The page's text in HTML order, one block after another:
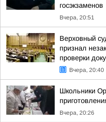
госэкзаменов
Вчера, 20:51
Верховный
признал
проверки
Вчера, 20:40
Школьники
Вчера, 20:26